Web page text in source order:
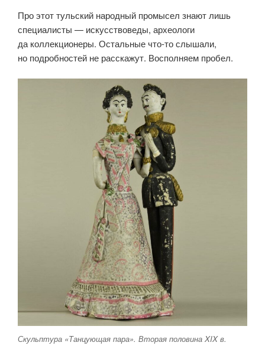
Про этот тульский народный промысел знают лишь
специалисты — искусствоведы, археологи
да коллекционеры. Остальные что-то слышали,
но подробностей не расскажут. Восполняем пробел.
Скульптура «Танцующая пара». Вторая половина XIX в.